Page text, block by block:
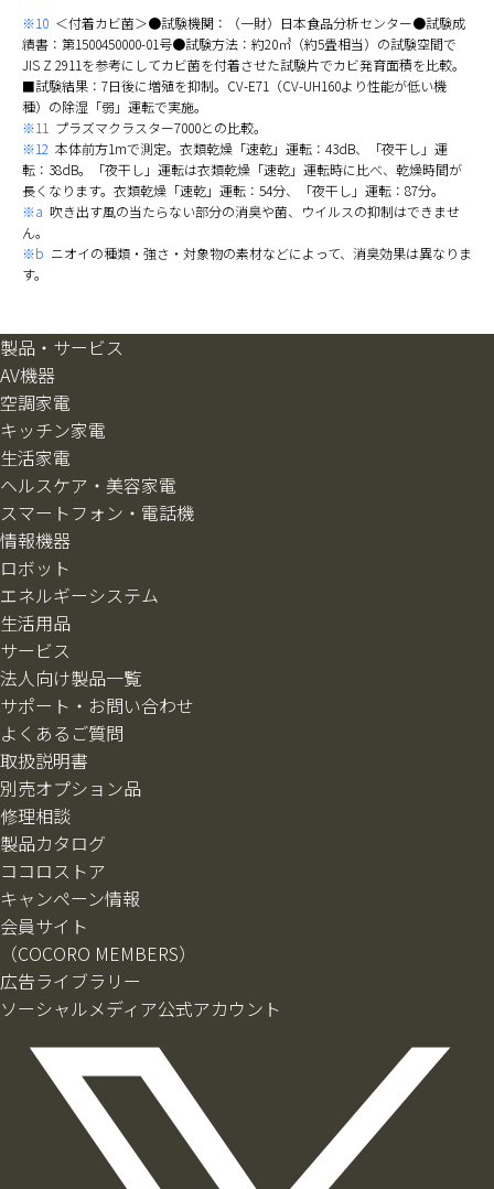
※10 ＜付着カビ菌＞●試験機関：（一財）日本食品分析センター●試験成
績書：第1500450000-01号●試験方法：約20㎥（約5畳相当）の試験空間で
JIS Z 2911を参考にしてカビ菌を付着させた試験片でカビ発育面積を比較。
■試験結果：7日後に増殖を抑制。CV-E71（CV-UH160より性能が低い機
種）の除湿「弱」運転で実施。
※11 プラズマクラスター7000との比較。
※12 本体前方1mで測定。衣類乾燥「速乾」運転：43dB、「夜干し」運
転：38dB。「夜干し」運転は衣類乾燥「速乾」運転時に比べ、乾燥時間が
長くなります。衣類乾燥「速乾」運転：54分、「夜干し」運転：87分。
※a 吹き出す風の当たらない部分の消臭や菌、ウイルスの抑制はできませ
ん。
※b ニオイの種類・強さ・対象物の素材などによって、消臭効果は異なりま
す。
製品・サービス
AV機器
空調家電
キッチン家電
生活家電
ヘルスケア・美容家電
スマートフォン・電話機
情報機器
ロボット
エネルギーシステム
生活用品
サービス
法人向け製品一覧
サポート・お問い合わせ
よくあるご質問
取扱説明書
別売オプション品
修理相談
製品カタログ
ココロストア
キャンペーン情報
会員サイト
（COCORO MEMBERS）
広告ライブラリー
ソーシャルメディア公式アカウント